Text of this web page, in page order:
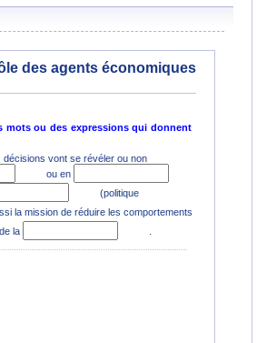
des agents économiques
mots ou des expressions qui donnent
vont se révéler ou non
ou en
(politique
la mission de réduire les comportements
la